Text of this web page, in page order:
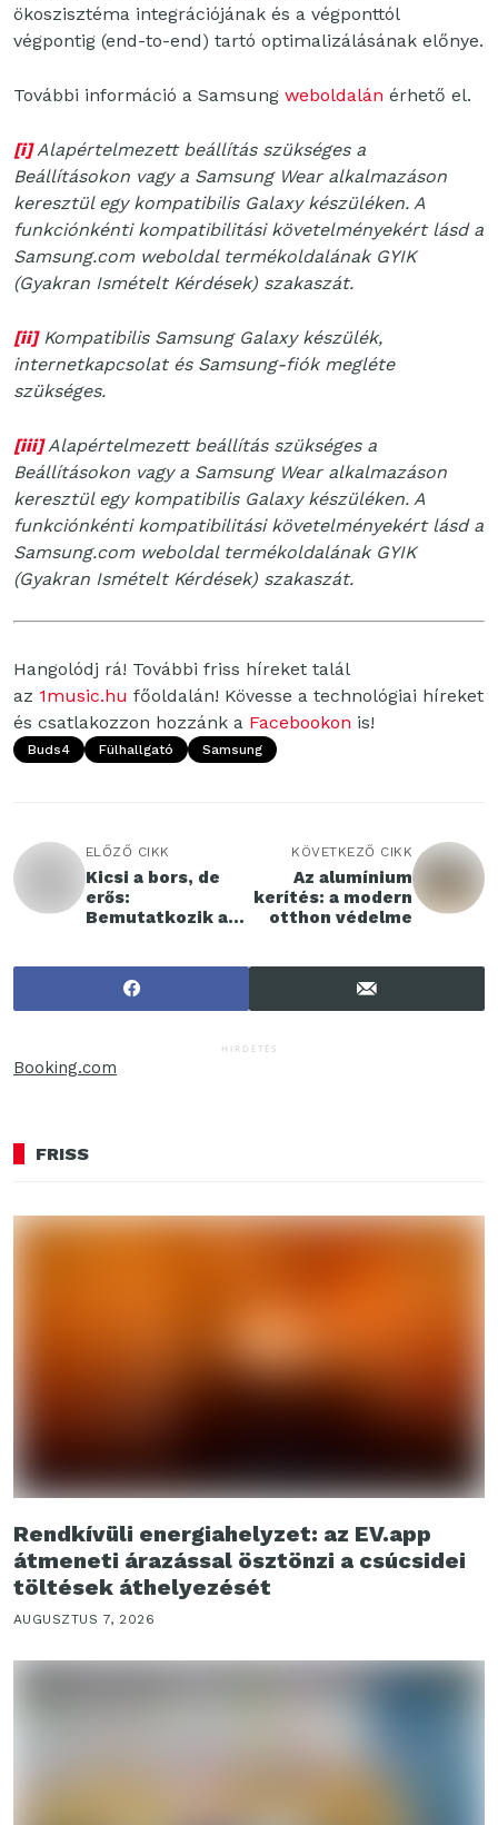
ökoszisztéma integrációjának és a végponttól
végpontig (end-to-end) tartó optimalizálásának előnye.
További információ a Samsung weboldalán érhető el.
[i]Alapértelmezett beállítás szükséges a
Beállításokon vagy a Samsung Wear alkalmazáson
keresztül egy kompatibilis Galaxy készüléken. A
funkciónkénti kompatibilitási követelményekért lásd a
Samsung.com weboldal termékoldalának GYIK
(Gyakran Ismételt Kérdések) szakaszát.
[ii]Kompatibilis Samsung Galaxy készülék,
internetkapcsolat és Samsung-fiók megléte
szükséges.
[iii]Alapértelmezett beállítás szükséges a
Beállításokon vagy a Samsung Wear alkalmazáson
keresztül egy kompatibilis Galaxy készüléken. A
funkciónkénti kompatibilitási követelményekért lásd a
Samsung.com weboldal termékoldalának GYIK
(Gyakran Ismételt Kérdések) szakaszát.
Hangolódj rá! További friss híreket talál
az 1music.hu főoldalán! Kövesse a technológiai híreket
és csatlakozzon hozzánk a Facebookon is!
Buds4 Fülhallgató Samsung
ELŐZŐ CIKK
Kicsi a bors, de
erős:
Bemutatkozik a
hangszórója
KÖVETKEZŐ CIKK
Az alumínium
kerítés: a modern
otthon védelme
HIRDETÉS
Booking.com
FRISS
Rendkívüli energiahelyzet: az EV.app
átmeneti árazással ösztönzi a csúcsidei
töltések áthelyezését
AUGUSZTUS 7, 2026